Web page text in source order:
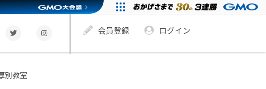
会員登録 ログイン
別教室